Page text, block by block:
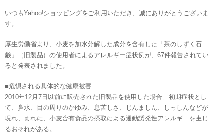
いつもYahoo!ショッピングをご利用いただき、誠にありがとうございま
す。
厚生労働省より、小麦を加水分解した成分を含有した「茶のしずく石
鹸」（旧製品）の使用者によるアレルギー症状例が、67件報告されてい
ると発表されました。
■危惧される具体的な健康被害
2010年12月7日以前に販売された旧製品を使用した場合、初期症状とし
て、鼻水、目の周りのかゆみ、息苦しさ、じんましん、しっしんなどが
現れ、まれに、小麦含有食品の摂取による運動誘発性アレルギーを生じ
るおそれがある。